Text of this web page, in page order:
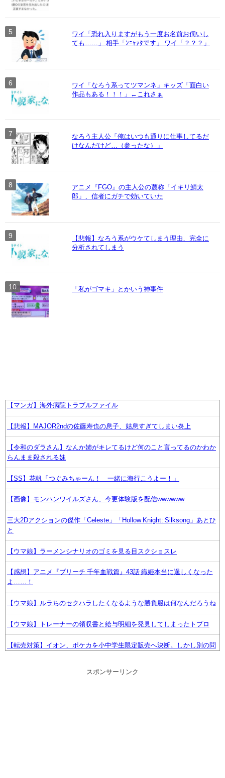
ワイ「恐れ入りますがもう一度お名前お伺いし
ても……」 相手「ﾝﾆｬｧﾀです」 ワイ「？？？」
ワイ「なろう系ってツマンネ」キッズ「面白い
作品もある！！！」←これさぁ
なろう主人公「俺はいつも通りに仕事してるだ
けなんだけど…（参ったな）」
アニメ『FGO』の主人公の蔑称「イキリ鯖太
郎」、信者にガチで効いていた
【悲報】なろう系がウケてしまう理由、完全に
分析されてしまう
「私がゴマキ」とかいう神事件
【マンガ】海外病院トラブルファイル
【悲報】MAJOR2ndの佐藤寿也の息子、姑息すぎてしまい炎上
【令和のダラさん】なんか姉がキレてるけど何のこと言ってるのかわか
らんまま殺される妹
【SS】花帆「つぐみちゃーん！ 一緒に海行こうよー！」
【画像】モンハンワイルズさん、今更体験版を配信wwwwww
三大2Dアクションの傑作「Celeste」「Hollow Knight: Silksong」あとひ
と
【ウマ娘】ラーメンシナリオのゴミを見る目スクショスレ
【感想】アニメ『ブリーチ 千年血戦篇』43話 織姫本当に逞しくなった
よ……！
【ウマ娘】ルラちのセクハラしたくなるような勝負服は何なんだろうね
【ウマ娘】トレーナーの領収書と給与明細を発見してしまったトプロ
【転売対策】イオン、ポケカを小中学生限定販売へ決断。しかし別の問
【悲報】自然界の弱者オスの生存戦略WWWWW
スポンサーリンク